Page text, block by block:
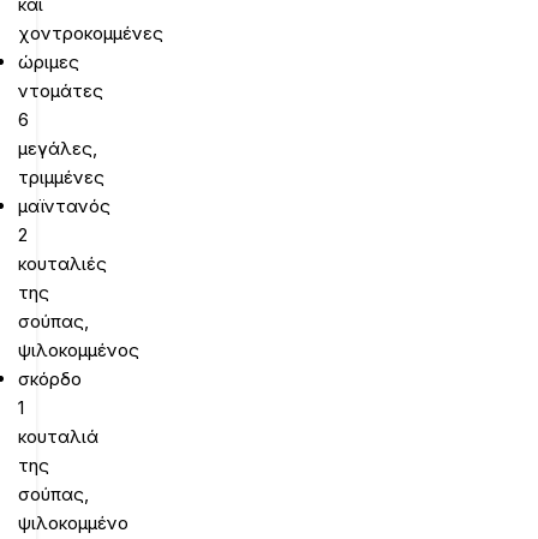
χοντροκομμένες
ώριμες
ντομάτες
6
μεγάλες,
τριμμένες
μαϊντανός
2
κουταλιές
της
σούπας,
ψιλοκομμένος
σκόρδο
1
κουταλιά
της
σούπας,
ψιλοκομμένο